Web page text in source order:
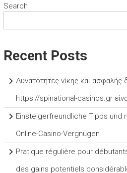
Search
Recent Posts
Δυνατότητες νίκης και ασφαλής
https://spinational-casinos.gr
Einsteigerfreundliche Tipps und
Online-Casino-Vergnügen
Pratique régulière pour
des gains potentiels